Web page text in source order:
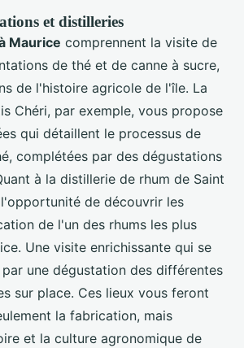
et distilleries
Maurice comprennent la visite de
de thé et de canne à sucre,
de l'histoire agricole de l'île. La
Chéri, par exemple, vous propose
qui détaillent le processus de
complétées par des dégustations
à la distillerie de rhum de Saint
de découvrir les
de l'un des rhums les plus
Une visite enrichissante qui se
une dégustation des différentes
sur place. Ces lieux vous feront
la fabrication, mais
et la culture agronomique de